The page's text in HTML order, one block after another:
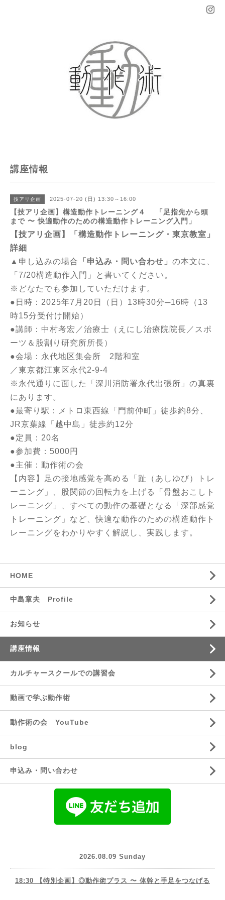
講座情報
技アリ企画 2025-07-20 (日) 13:30～16:00
【技アリ企画】構造動作トレーニング４ 「足指先から頭
まで 〜 快適動作のための構造動作トレーニング入門」
【技アリ企画】「構造動作トレーニング・東京教室」
詳細
▲申し込みの場合
「申込み・問い合わせ」 の本文に、
「7/20構造動作入門」と書いてください。
※どなたでも参加していただけます。
●日時：2025年7月20日（日）13時30分─16時（13
時15分受付け開始）
●講師：中村考宏／治療士（えにし治療院院長／スポ
ーツ＆股割り研究所所長）
●会場：永代地区集会所 2階和室
／東京都江東区永代2-9-4
※永代通りに面した「深川消防署永代出張所」の真裏
にあります。
●最寄り駅：メトロ東西線「門前仲町」徒歩約8分、
JR京葉線「越中島」徒歩約12分
●定員：20名
●参加費：5000円
●主催：動作術の会
【内容】足の接地感覚を高める「趾（あしゆび）トレ
ーニング」、股関節の回転力を上げる「骨盤おこしト
レーニング」、すべての動作の基礎となる「深部感覚
トレーニング」など、快適な動作のための構造動作ト
レーニングをわかりやすく解説し、実践します。
HOME
中島章夫 Profile
お知らせ
講座情報
カルチャースクールでの講習会
動画で学ぶ動作術
動作術の会 YouTube
blog
申込み・問い合わせ
2026.08.09 Sunday
18:30 【特別企画】◎動作術プラス 〜 体幹と手足をつなげる